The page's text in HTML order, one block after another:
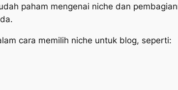
paham mengenai niche dan
cara memilih niche untuk blog, seperti: